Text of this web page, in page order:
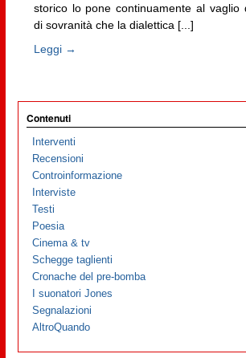
storico lo pone continuamente al vaglio
di sovranità che la dialettica [...]
Leggi →
Contenuti
Interventi
Recensioni
Controinformazione
Interviste
Testi
Poesia
Cinema & tv
Schegge taglienti
Cronache del pre-bomba
I suonatori Jones
Segnalazioni
AltroQuando